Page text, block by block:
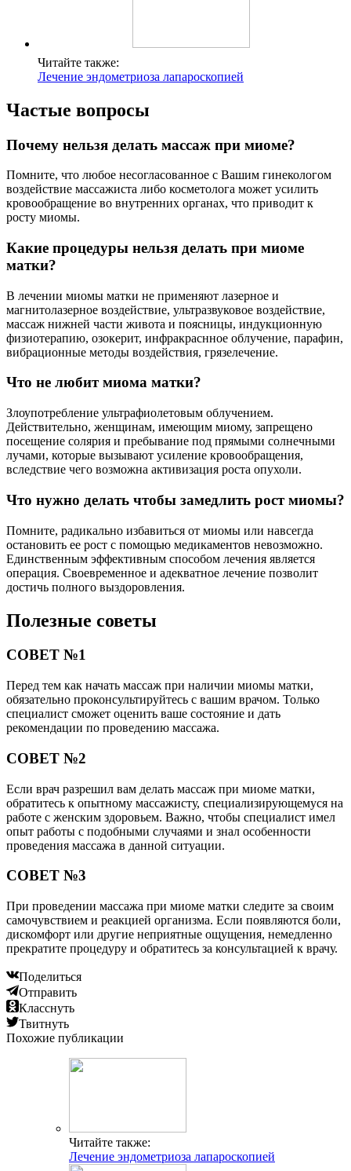
Читайте также:
Лечение эндометриоза лапароскопией
Частые вопросы
Почему нельзя делать массаж при миоме?
Помните, что любое несогласованное с Вашим гинекологом
воздействие массажиста либо косметолога может усилить
кровообращение во внутренних органах, что приводит к
росту миомы.
Какие процедуры нельзя делать при миоме
матки?
В лечении миомы матки не применяют лазерное и
магнитолазерное воздействие, ультразвуковое воздействие,
массаж нижней части живота и поясницы, индукционную
физиотерапию, озокерит, инфракраснное облучение, парафин,
вибрационные методы воздействия, грязелечение.
Что не любит миома матки?
Злоупотребление ультрафиолетовым облучением.
Действительно, женщинам, имеющим миому, запрещено
посещение солярия и пребывание под прямыми солнечными
лучами, которые вызывают усиление кровообращения,
вследствие чего возможна активизация роста опухоли.
Что нужно делать чтобы замедлить рост миомы?
Помните, радикально избавиться от миомы или навсегда
остановить ее рост с помощью медикаментов невозможно.
Единственным эффективным способом лечения является
операция. Своевременное и адекватное лечение позволит
достичь полного выздоровления.
Полезные советы
СОВЕТ №1
Перед тем как начать массаж при наличии миомы матки,
обязательно проконсультируйтесь с вашим врачом. Только
специалист сможет оценить ваше состояние и дать
рекомендации по проведению массажа.
СОВЕТ №2
Если врач разрешил вам делать массаж при миоме матки,
обратитесь к опытному массажисту, специализирующемуся на
работе с женским здоровьем. Важно, чтобы специалист имел
опыт работы с подобными случаями и знал особенности
проведения массажа в данной ситуации.
СОВЕТ №3
При проведении массажа при миоме матки следите за своим
самочувствием и реакцией организма. Если появляются боли,
дискомфорт или другие неприятные ощущения, немедленно
прекратите процедуру и обратитесь за консультацией к врачу.
Поделиться
Отправить
Класснуть
Твитнуть
Похожие публикации
Читайте также:
Лечение эндометриоза лапароскопией